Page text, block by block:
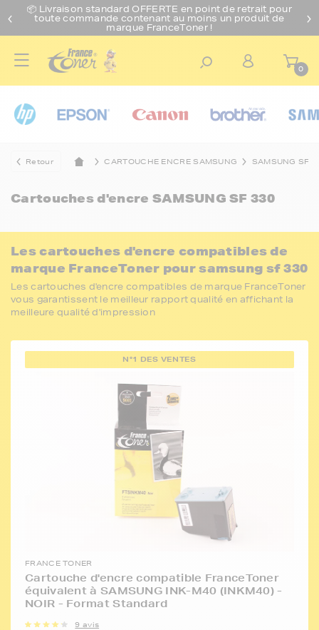
📦 Livraison standard OFFERTE en point de retrait pour
toute commande contenant au moins un produit de
marque FranceToner !
0
Retour CARTOUCHE ENCRE SAMSUNG SAMSUNG SF
Cartouches d'encre SAMSUNG SF 330
Les cartouches d'encre compatibles de
marque FranceToner pour samsung sf 330
Les cartouches d'encre compatibles de marque FranceToner
vous garantissent le meilleur rapport qualité en affichant la
meilleure qualité d'impression
N°1 DES VENTES
FRANCE TONER
Cartouche d'encre compatible FranceToner
équivalent à SAMSUNG INK-M40 (INKM40) -
NOIR - Format Standard
9 avis